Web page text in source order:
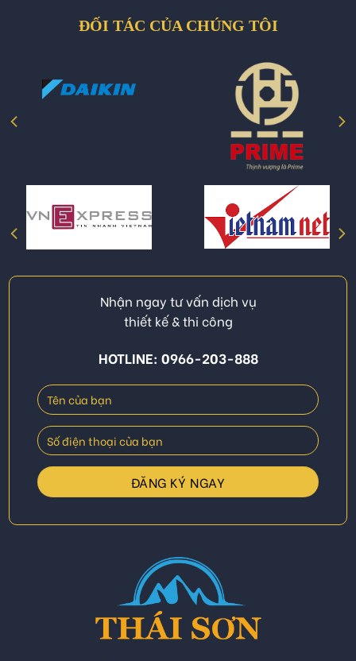
ĐỐI TÁC CỦA CHÚNG TÔI
Nhận ngay tư vấn dịch vụ
thiết kế & thi công
HOTLINE: 0966-203-888